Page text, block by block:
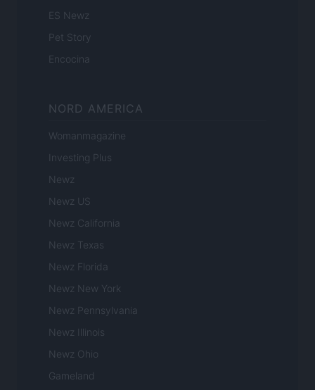
ES Newz
Pet Story
Encocina
NORD AMERICA
Womanmagazine
Investing Plus
Newz
Newz US
Newz California
Newz Texas
Newz Florida
Newz New York
Newz Pennsylvania
Newz Illinois
Newz Ohio
Gameland